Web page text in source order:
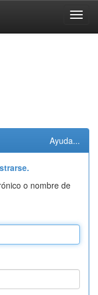
Ayuda...
o nombre de